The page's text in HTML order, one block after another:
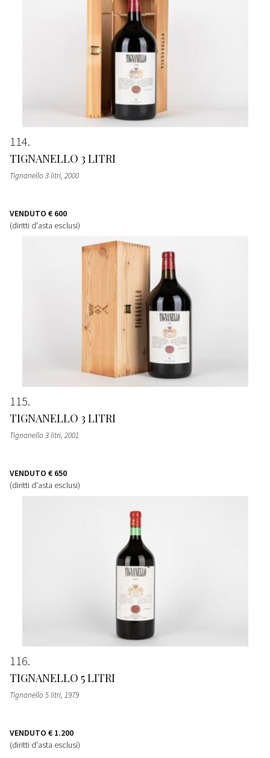
114
TIGNANELLO 3 LITRI
Tignanello 3 litri, 2000
VENDUTO € 600
(diritti d'asta esclusi)
115
TIGNANELLO 3 LITRI
Tignanello 3 litri, 2001
VENDUTO € 650
(diritti d'asta esclusi)
116
TIGNANELLO 5 LITRI
Tignanello 5 litri, 1979
VENDUTO € 1.200
(diritti d'asta esclusi)